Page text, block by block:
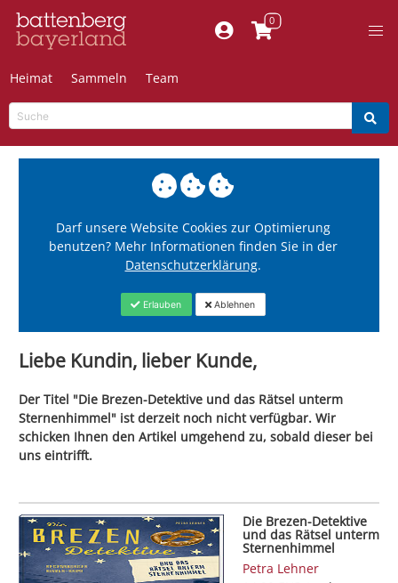
Heimat Sammeln Team
Darf unsere Website Cookies zur Optimierung
benutzen? Mehr Informationen finden Sie in der
Datenschutzerklärung.
Erlauben Ablehnen
Liebe Kundin, lieber Kunde,
Der Titel "Die Brezen-Detektive und das Rätsel unterm
Sternenhimmel" ist derzeit noch nicht verfügbar. Wir
schicken Ihnen den Artikel umgehend zu, sobald dieser bei
uns eintrifft.
Die Brezen-Detektive
und das Rätsel unterm
Sternenhimmel
Petra Lehner